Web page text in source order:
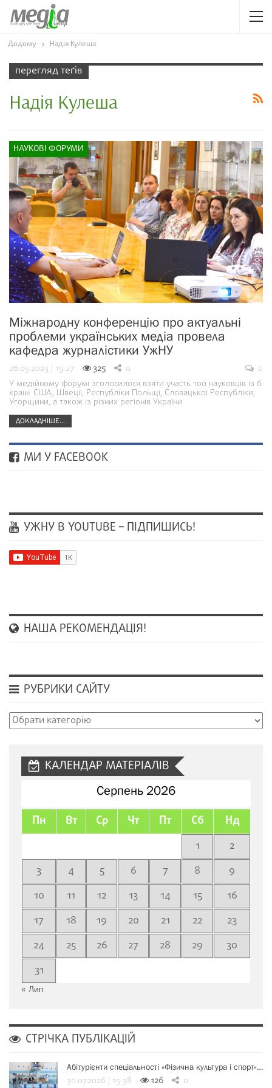
Додому Надія Кулеша
перегляд теґів
Надія Кулеша
НАУКОВІ ФОРУМИ
Міжнародну конференцію про актуальні
проблеми українських медіа провела
кафедра журналістики УжНУ
26.05.2023 | 15:27 325 0
0
У медійному форумі зголосилося взяти участь 100 науковців із 6
країн: США, Швеції, Республіки Польщі, Словацької Республіки,
Угорщини, а також із різних регіонів України
ДОКЛАДНІШЕ...
МИ У FACEBOOK
УЖНУ В YOUTUBE – ПІДПИШИСЬ!
НАША РЕКОМЕНДАЦІЯ!
РУБРИКИ САЙТУ
Рубрики
КАЛЕНДАР МАТЕРІАЛІВ
Серпень 2026
Пн Вт Ср Чт Пт Сб Нд
1
2
3
4 5 6 7 8
9
10
11 12 13 14 15
16
17
18 19 20 21 22
23
24
25 26 27 28 29
30
31
« Лип
СТРІЧКА ПУБЛІКАЦІЙ
Абітурієнти спеціальності «Фізична культура і спорт»…
30.07.2026 | 15:38 126 0